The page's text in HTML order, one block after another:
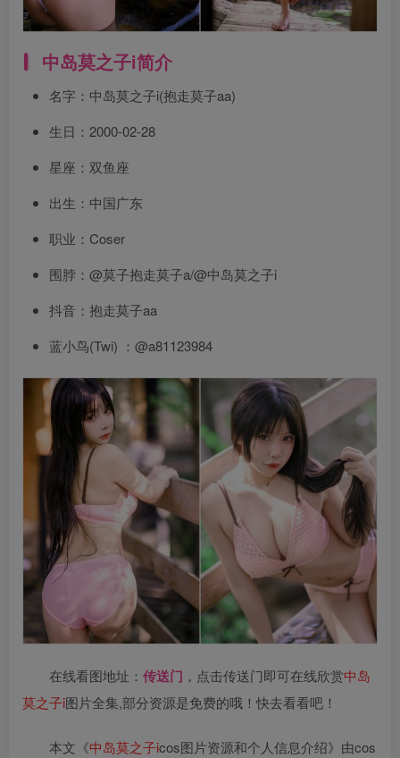
中岛莫之子i简介
名字：中岛莫之子i(抱走莫子aa)
生日：2000-02-28
星座：双鱼座
出生：中国广东
职业：Coser
围脖：@莫子抱走莫子a/@中岛莫之子i
抖音：抱走莫子aa
蓝小鸟(Twi) ：@a81123984
在线看图地址： 传送门 ，点击传送门即可在线欣赏中岛
莫之子i图片全集,部分资源是免费的哦！快去看看吧！
本文《中岛莫之子icos图片资源和个人信息介绍》由cos